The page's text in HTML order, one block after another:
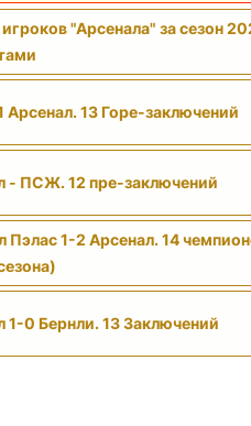
"Арсенала" за сезон
13 Горе-заключений
- ПСЖ. 12 пре-заключений
Пэлас 1-2 Арсенал. 14
1-0 Бернли. 13 Заключений